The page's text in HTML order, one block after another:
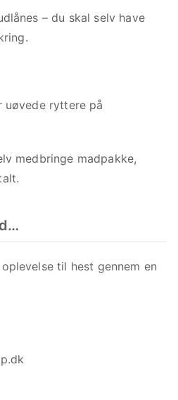
– du skal selv have
uøvede ryttere på
medbringe madpakke,
til hest gennem en